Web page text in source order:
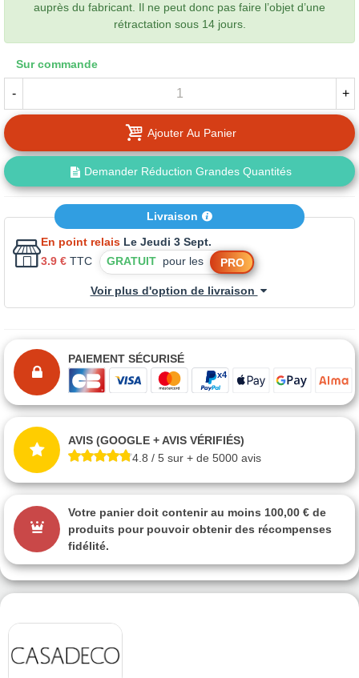
auprès du fabricant. Il ne peut donc pas faire l’objet d’une
rétractation sous 14 jours.
Sur commande
- +
Ajouter Au Panier
Demander Réduction Grandes Quantités
Livraison
En point relais Le Jeudi 3 Sept.
3.9 € TTC GRATUIT pour les PRO
Voir plus d'option de livraison
PAIEMENT SÉCURISÉ
AVIS (GOOGLE + AVIS VÉRIFIÉS)
4.8 / 5 sur + de 5000 avis
Votre panier doit contenir au moins 100,00 € de
produits pour pouvoir obtenir des récompenses
fidélité.